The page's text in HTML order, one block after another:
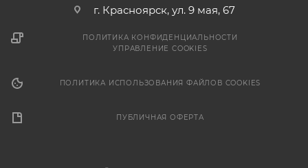
г. Красноярск, ул. 9 мая, 67
ПОЛИТИКА КОНФИДЕНЦИАЛЬНОСТИ
УПРАВЛЕНИЕ COOKIES
ПОЛИТИКА ИСПОЛЬЗОВАНИЯ ФАЙЛОВ COOKIES
ПУБЛИЧНАЯ ОФЕРТА